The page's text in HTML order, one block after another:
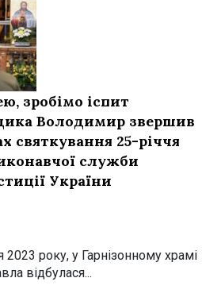
зробімо іспит
Володимир звершив
святкування 25-річчя
служби
України
2023 року, у Гарнізонному храмі
відбулася...